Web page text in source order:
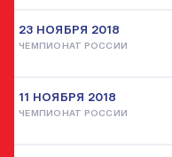
23 НОЯБРЯ 2018
ЧЕМПИОНАТ РОССИИ
11 НОЯБРЯ 2018
ЧЕМПИОНАТ РОССИИ